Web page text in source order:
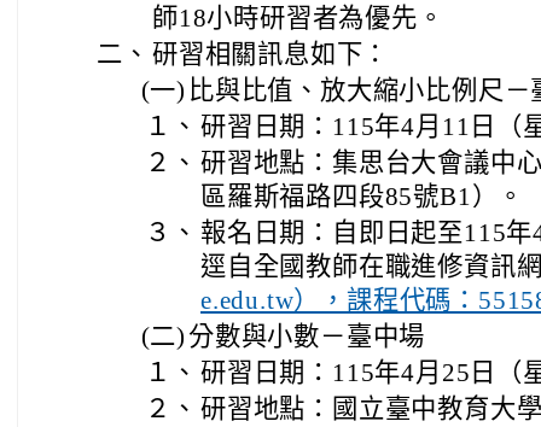
師18小時研習者為優先。
二、 研習相關訊息如下：
(一) 比與比值、放大縮小比例尺－
１、 研習日期：115年4月11日（
２、 研習地點：集思台大會議中
區羅斯福路四段85號B1）。
３、 報名日期：自即日起至115
逕自全國教師在職進修資訊
e.edu.tw），課程代碼：
(二) 分數與小數－臺中場
１、 研習日期：115年4月25日（
２、 研習地點：國立臺中教育大